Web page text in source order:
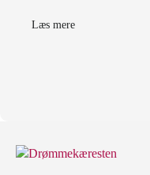
Læs mere